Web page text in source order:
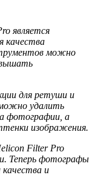
является
качества
можно
для ретуши и
удалить
фотографии, а
изображения.
Filter Pro
Теперь фотографы
и